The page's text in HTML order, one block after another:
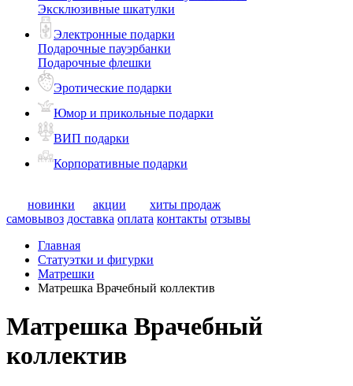
Эксклюзивные шкатулки
Электронные подарки
Подарочные пауэрбанки
Подарочные флешки
Эротические подарки
Юмор и прикольные подарки
ВИП подарки
Корпоративные подарки
новинки акции
хиты продаж
самовывоз доставка оплата контакты отзывы
Главная
Статуэтки и фигурки
Матрешки
Матрешка Врачебный коллектив
Матрешка Врачебный
коллектив